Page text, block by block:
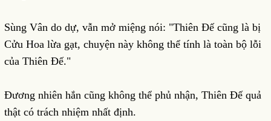
Sùng Vân do dự, vẫn mở miệng nói: "Thiên Đế cũng là bị
Cửu Hoa lừa gạt, chuyện này không thể tính là toàn bộ lỗi
của Thiên Đế."
Đương nhiên hắn cũng không thể phủ nhận, Thiên Đế quả
thật có trách nhiệm nhất định.